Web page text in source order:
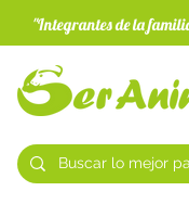
"Integrantes de la